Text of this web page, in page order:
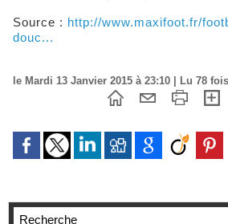
Source : http://www.maxifoot.fr/
douc...
le Mardi 13 Janvier 2015 à 23:10 | Lu 78 fois